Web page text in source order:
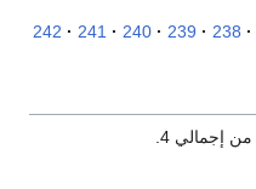
238
239
240
241
242